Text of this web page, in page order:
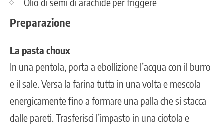
Preparazione
La pasta choux
In una pentola, porta a ebollizione l’acqua con il burro
e il sale. Versa la farina tutta in una volta e mescola
energicamente fino a formare una palla che si stacca
dalle pareti. Trasferisci l’impasto in una ciotola e